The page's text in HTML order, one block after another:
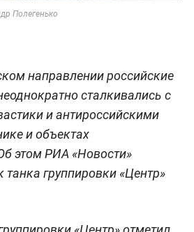
Полегенько
направлении российские
сталкивались с
и антироссийскими
и объектах
этом РИА «Новости»
группировки «Центр»